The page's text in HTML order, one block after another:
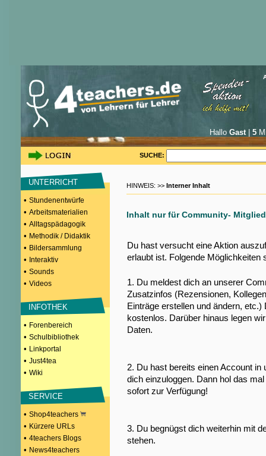
Hallo Gast| 5
SUCHE:
UNTERRICHT
• Stundenentwürfe
• Arbeitsmaterialien
• Alltagspädagogik
• Methodik / Didaktik
• Bildersammlung
• Interaktiv
• Sounds
• Videos
INFOTHEK
• Forenbereich
• Schulbibliothek
• Linkportal
• Just4tea
• Wiki
SERVICE
• Shop4teachers
• Kürzere URLs
• 4teachers Blogs
• News4teachers
HINWEIS: >> Interner Inhalt
Inhalt nur für Community-
Du hast versucht eine Aktion
erlaubt ist. Folgende Möglichkeiten
1. Du meldest dich an unserer
Zusatzinfos (Rezensionen,
Einträge erstellen und ändern,
kostenlos. Darüber hinaus legen
Daten.
2. Du hast bereits einen Account
dich einzuloggen. Dann hol das
sofort zur Verfügung!
3. Du begnügst dich weiterhin mit
stehen.